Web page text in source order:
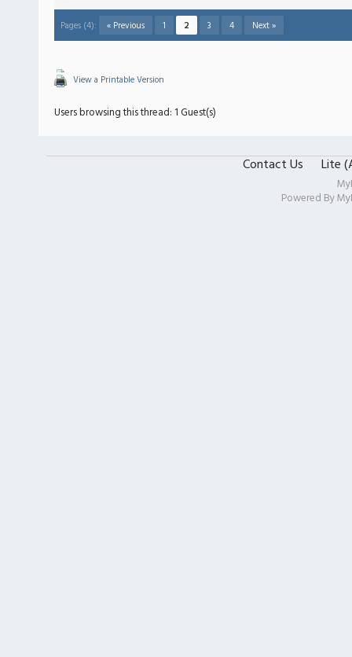
Pages (4): « Previous 1 2 3 4 Next »
View a Printable Version
Users browsing this thread: 1 Guest(s)
Contact Us Lite
Powered By